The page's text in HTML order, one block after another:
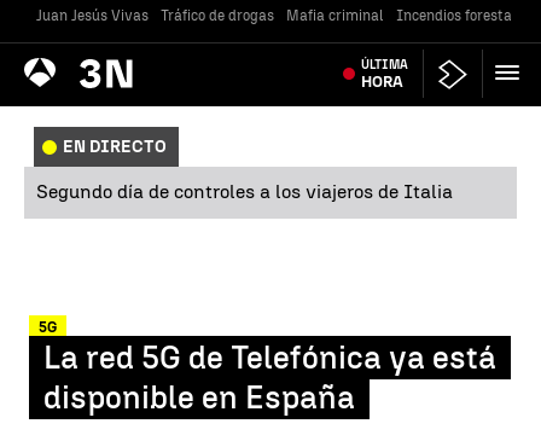
Juan Jesús Vivas Tráfico de drogas Mafia criminal Incendios forestales
Antena
3 Noticias ÚLTIMA
HORA
EN DIRECTO
Segundo día de controles a los viajeros de Italia
5G
La red 5G de Telefónica ya está
disponible en España